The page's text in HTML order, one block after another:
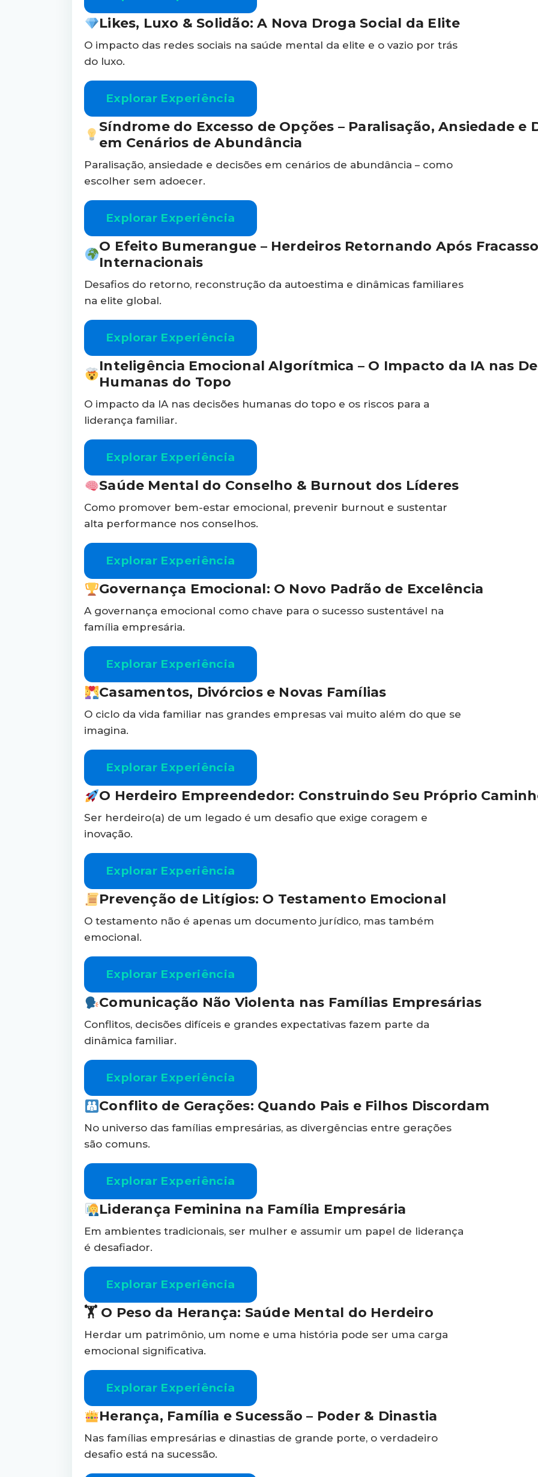
Likes, Luxo & Solidão: A Nova Droga Social da Elite
O impacto das redes sociais na saúde mental da elite e o vazio por trás
do luxo.
Explorar Experiência
Síndrome do Excesso de Opções – Paralisação, Ansiedade e
em Cenários de Abundância
Paralisação, ansiedade e decisões em cenários de abundância – como
escolher sem adoecer.
Explorar Experiência
O Efeito Bumerangue – Herdeiros Retornando Após
Internacionais
Desafios do retorno, reconstrução da autoestima e dinâmicas familiares
na elite global.
Explorar Experiência
Inteligência Emocional Algorítmica – O Impacto da IA nas
Humanas do Topo
O impacto da IA nas decisões humanas do topo e os riscos para a
liderança familiar.
Explorar Experiência
Saúde Mental do Conselho & Burnout dos Líderes
Como promover bem-estar emocional, prevenir burnout e sustentar
alta performance nos conselhos.
Explorar Experiência
Governança Emocional: O Novo Padrão de Excelência
A governança emocional como chave para o sucesso sustentável na
família empresária.
Explorar Experiência
Casamentos, Divórcios e Novas Famílias
O ciclo da vida familiar nas grandes empresas vai muito além do que se
imagina.
Explorar Experiência
O Herdeiro Empreendedor: Construindo Seu Próprio
Ser herdeiro(a) de um legado é um desafio que exige coragem e
inovação.
Explorar Experiência
Prevenção de Litígios: O Testamento Emocional
O testamento não é apenas um documento jurídico, mas também
emocional.
Explorar Experiência
Comunicação Não Violenta nas Famílias Empresárias
Conflitos, decisões difíceis e grandes expectativas fazem parte da
dinâmica familiar.
Explorar Experiência
Conflito de Gerações: Quando Pais e Filhos Discordam
No universo das famílias empresárias, as divergências entre gerações
são comuns.
Explorar Experiência
Liderança Feminina na Família Empresária
Em ambientes tradicionais, ser mulher e assumir um papel de liderança
é desafiador.
Explorar Experiência
🏋️ O Peso da Herança: Saúde Mental do Herdeiro
Herdar um patrimônio, um nome e uma história pode ser uma carga
emocional significativa.
Explorar Experiência
Herança, Família e Sucessão – Poder & Dinastia
Nas famílias empresárias e dinastias de grande porte, o verdadeiro
desafio está na sucessão.